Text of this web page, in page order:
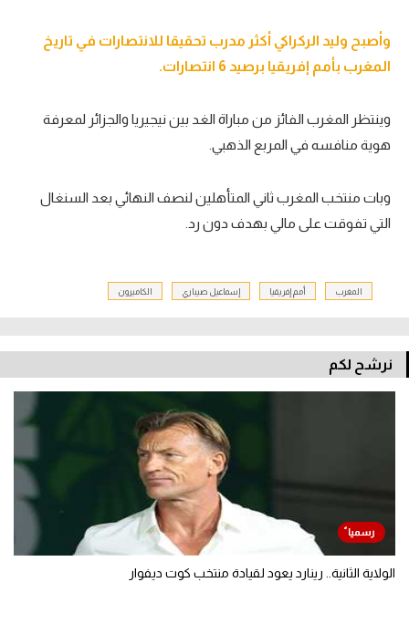
وأصبح وليد الركراكي أكثر مدرب تحقيقا للانتصارات في تاريخ
المغرب بأمم إفريقيا برصيد 6 انتصارات.
وينتظر المغرب الفائز من مباراة الغد بين نيجيريا والجزائر لمعرفة
هوية منافسه في المربع الذهبي.
وبات منتخب المغرب ثاني المتأهلين لنصف النهائي بعد السنغال
التي تفوقت على مالي بهدف دون رد.
المغرب أمم إفريقيا إسماعيل صيباري الكاميرون
نرشح لكم
الولاية الثانية.. رينارد يعود لقيادة منتخب كوت ديفوار